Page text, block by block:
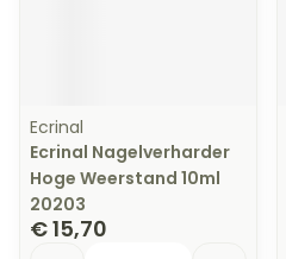
Ecrinal
Ecrinal Nagelverharder
Hoge Weerstand 10ml
20203
€ 15,70